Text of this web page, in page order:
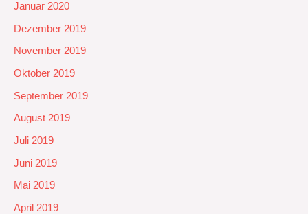
Januar 2020
Dezember 2019
November 2019
Oktober 2019
September 2019
August 2019
Juli 2019
Juni 2019
Mai 2019
April 2019